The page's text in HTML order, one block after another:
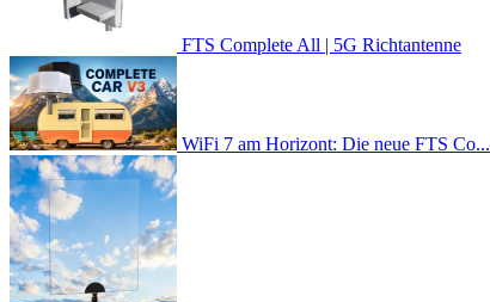
FTS Complete All | 5G Richtantenne
WiFi 7 am Horizont: Die neue FTS Co...